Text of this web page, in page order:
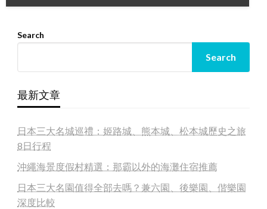
Search
Search
最新文章
日本三大名城巡禮：姬路城、熊本城、松本城歷史之旅
8日行程
沖繩海景度假村精選：那霸以外的海灘住宿推薦
日本三大名園值得全部去嗎？兼六園、後樂園、偕樂園
深度比較